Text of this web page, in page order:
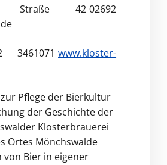
Straße 42 02692
3461071 www.kloster-
Pflege der Bierkultur
der Geschichte der
Klosterbrauerei
Ortes Mönchswalde
von Bier in eigener